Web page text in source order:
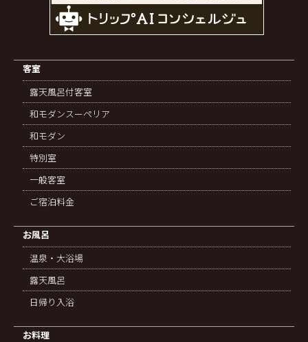
客室
露天風呂付客室
和モダンスーペリア
和モダン
特別室
一般客室
ご宿泊料金
お風呂
温泉・大浴場
露天風呂
日帰り入浴
お料理